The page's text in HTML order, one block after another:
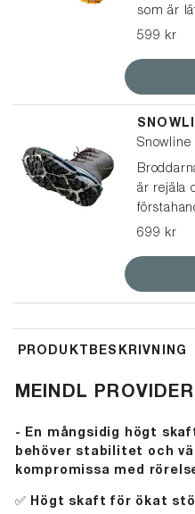
som är
De
kängor,
small;
också till
mer
grepp
599 kr
Snowline
är rejäla
vare sig
699 kr
PRODUKTBESKRIVNING
MEINDL
- En mångsidig högt
behöver stabilitet och
kompromissa med
✅ Högt skaft för ökat